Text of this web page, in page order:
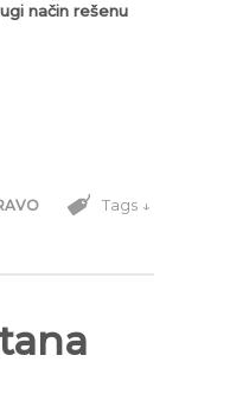
način rešenu
Tags ↓